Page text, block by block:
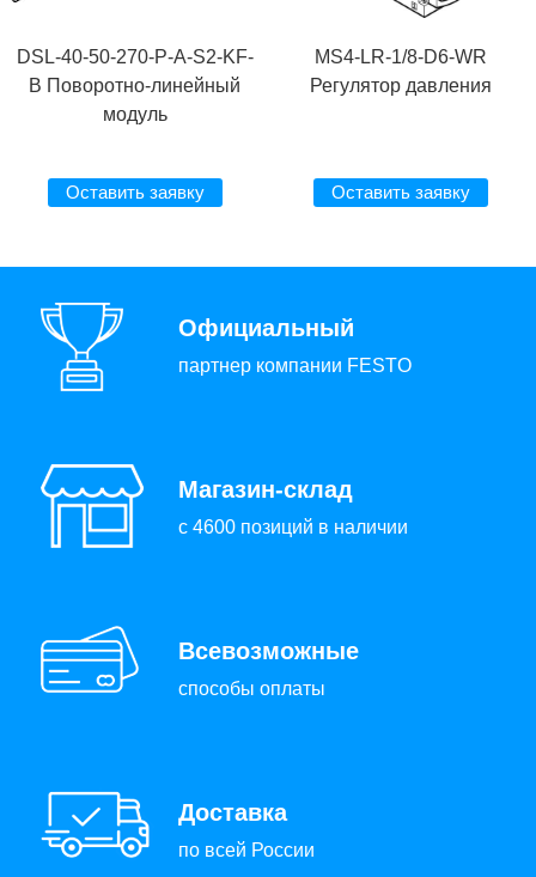
DSL-40-50-270-P-A-S2-KF-
B Поворотно-линейный
модуль
Оставить заявку
MS4-LR-1/8-D6-WR
Регулятор давления
Оставить заявку
Официальный
партнер компании FESTO
Магазин-склад
с 4600 позиций в наличии
Всевозможные
способы оплаты
Доставка
по всей России